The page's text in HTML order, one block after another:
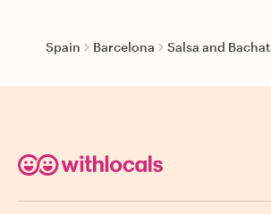
Spain Barcelona Salsa and